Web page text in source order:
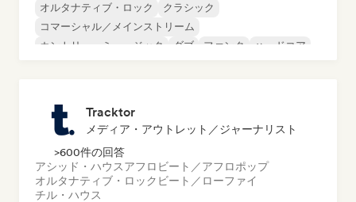
オルタナティブ・ロック
クラシック
コマーシャル／メインストリーム
カントリー・ミュージック
ダブ ファンク
ハードコア
Tracktor
メディア・アウトレット／ジャーナリスト
>600件の回答
アシッド・ハウスアフロビート／アフロポップ
オルタナティブ・ロック ビート／ローファイ
チル・ハウス